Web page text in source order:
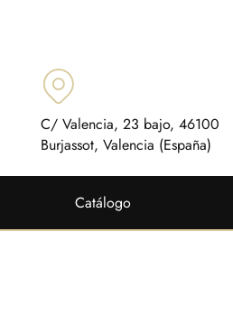
C/ Valencia, 23 bajo, 46100
Burjassot, Valencia (España)
Catálogo